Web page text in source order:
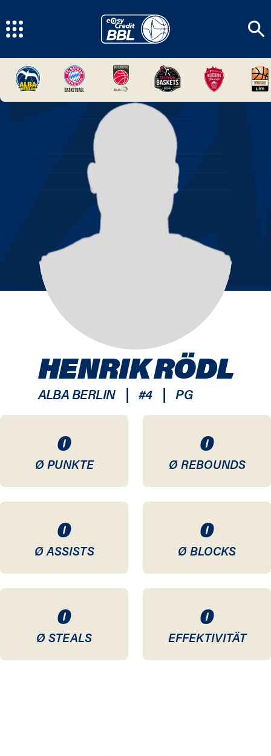
0
Ø PUNKTE
0
Ø REBOUNDS
0
Ø ASSISTS
0
Ø BLOCKS
0
Ø STEALS
0
EFFEKTIVITÄT
HENRIK RÖDL
ALBA BERLIN | #4 | PG